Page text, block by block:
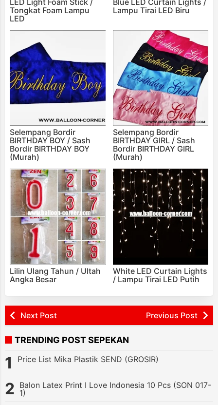
Tongkat Foam Lampu
LED
Lampu Tirai LED Biru
Selempang Bordir
BIRTHDAY BOY / Sash
Bordir BIRTHDAY BOY
(Murah)
Selempang Bordir
BIRTHDAY GIRL / Sash
Bordir BIRTHDAY GIRL
(Murah)
Lilin Ulang Tahun / Ultah
Angka Besar
White LED Curtain Lights
/ Lampu Tirai LED Putih
Next Post Previous Post
TRENDING POST SEPEKAN
Price List Mika Plastik SEND (GROSIR)
Balon Latex Print I Love Indonesia 10 Pcs (SON 017-
1)